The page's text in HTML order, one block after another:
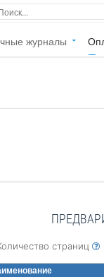
журналы
страниц